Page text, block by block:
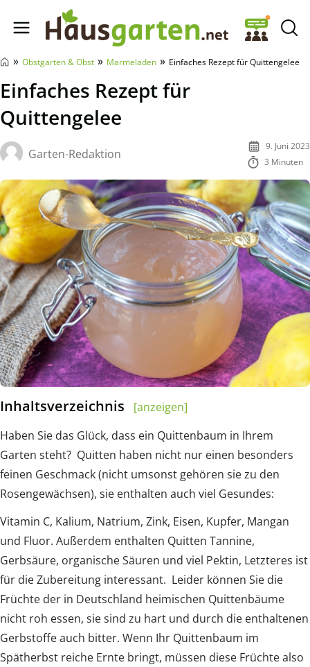
Hausgarten.net
» Obstgarten & Obst » Marmeladen » Einfaches Rezept für Quittengelee
Einfaches Rezept für
Quittengelee
Garten-Redaktion
9. Juni 2023
3 Minuten
Inhaltsverzeichnis
[anzeigen]
Haben Sie das Glück, dass ein Quittenbaum in Ihrem
Garten steht? Quitten haben nicht nur einen besonders
feinen Geschmack (nicht umsonst gehören sie zu den
Rosengewächsen), sie enthalten auch viel Gesundes:
Vitamin C, Kalium, Natrium, Zink, Eisen, Kupfer, Mangan
und Fluor. Außerdem enthalten Quitten Tannine,
Gerbsäure, organische Säuren und viel Pektin, Letzteres ist
für die Zubereitung interessant. Leider können Sie die
Früchte der in Deutschland heimischen Quittenbäume
nicht roh essen, sie sind zu hart und durch die enthaltenen
Gerbstoffe auch bitter. Wenn Ihr Quittenbaum im
Spätherbst reiche Ernte bringt, müssen diese Früchte also